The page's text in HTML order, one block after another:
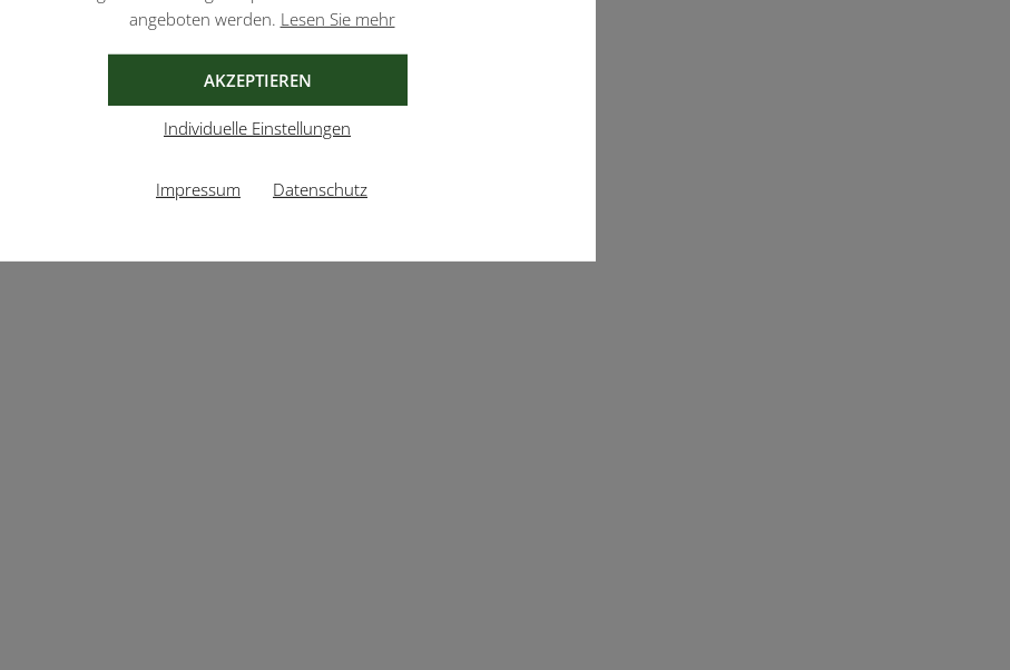
angeboten werden. Lesen Sie mehr
AKZEPTIEREN
Individuelle Einstellungen
Impressum Datenschutz